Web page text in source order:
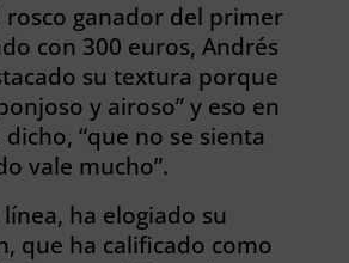
rosco ganador del primer
con 300 euros, Andrés
su textura porque
y airoso” y eso en
“que no se sienta
vale mucho”.
ha elogiado su
que ha calificado como